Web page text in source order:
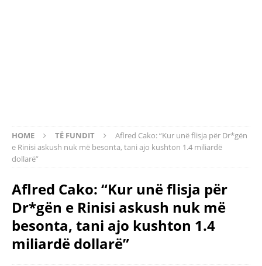
HOME TË FUNDIT
Aflred Cako: “Kur unë flisja për Dr*gën
e Rinisi askush nuk më besonta, tani ajo kushton 1.4 miliardë
dollarë”
Aflred Cako: “Kur unë flisja për
Dr*gën e Rinisi askush nuk më
besonta, tani ajo kushton 1.4
miliardë dollarë”